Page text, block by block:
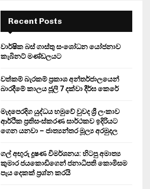
r
:
E
A
R
H
Recent Posts
වාර්ෂික බස් ගාස්තු සංශෝධන යෝජනාව
කැබිනට් මණ්ඩලයට
වත්කම් බැරකම් ප්‍රකාශ අන්තර්ජාලයෙන්
බාරදීමේ කාලය ජූලි 7 දක්වා දීර්ඝ කෙරේ
මැදපෙරදිග යුද්ධය හමුවේ වුවද ශ්‍රී ලංකාව
ආර්ථික ප්‍රතිසංස්කරණ සාර්ථකව ඉදිරියට
ගෙන යනවා – ජාත්‍යන්තර මූල්‍ය අරමුදල
ගල් අඟුරු දූෂණ විමර්ශනය: හිටපු අමාත්‍ය
කුමාර ජයකොඩිගෙන් ජනාධිපති කොමිසම
පැය දෙකක් ප්‍රශ්න කරයි